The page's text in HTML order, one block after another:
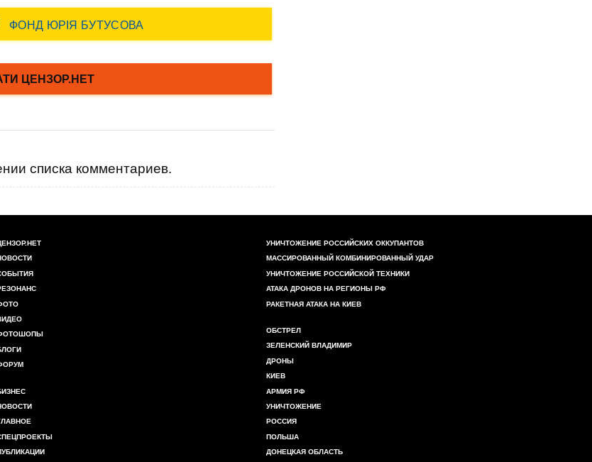
списка комментариев.
УНИЧТОЖЕНИЕ РОССИЙСКИХ ОККУПАНТОВ
МАССИРОВАННЫЙ КОМБИНИРОВАННЫЙ УДАР
УНИЧТОЖЕНИЕ РОССИЙСКОЙ ТЕХНИКИ
АТАКА ДРОНОВ НА РЕГИОНЫ РФ
РАКЕТНАЯ АТАКА НА КИЕВ
ОБСТРЕЛ
ЗЕЛЕНСКИЙ ВЛАДИМИР
ДРОНЫ
КИЕВ
АРМИЯ РФ
УНИЧТОЖЕНИЕ
РОССИЯ
ПОЛЬША
ДОНЕЦКАЯ ОБЛАСТЬ